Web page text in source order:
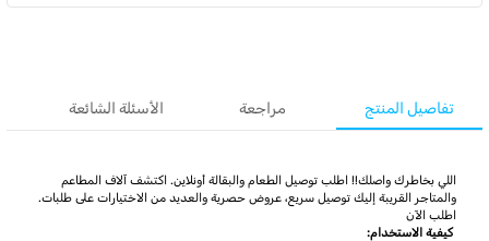
تفاصيل المنتج مراجعة الأسئلة الشائعة
اللي بخاطرك واصلك!! اطلب توصيل الطعام والبقالة أونلاين. اكتشف آلاف المطاعم
والمتاجر القريبة إليك توصيل سريع، عروض حصرية والعديد من الاختيارات على طلبات.
اطلب الآن
كيفية الاستخدام: